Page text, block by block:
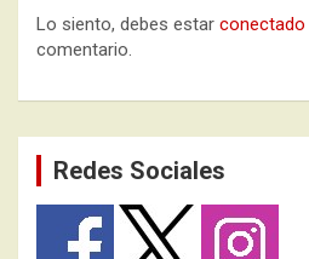
Lo siento, debes estar conectado
comentario.
Redes Sociales